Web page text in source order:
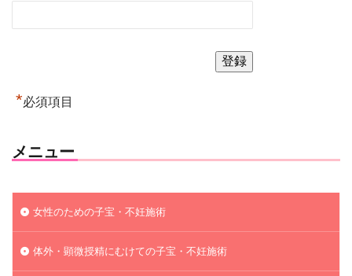
*必須項目
メニュー
女性のための子宝・不妊施術
体外・顕微授精にむけての子宝・不妊施術